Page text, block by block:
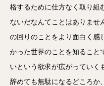
格するために仕方なく取り組
ないだなんてことはありませ
の回りのことをより面白く感
かった世界のことを知ること
いという欲求が広がっていく
辞めても無駄になるどころか